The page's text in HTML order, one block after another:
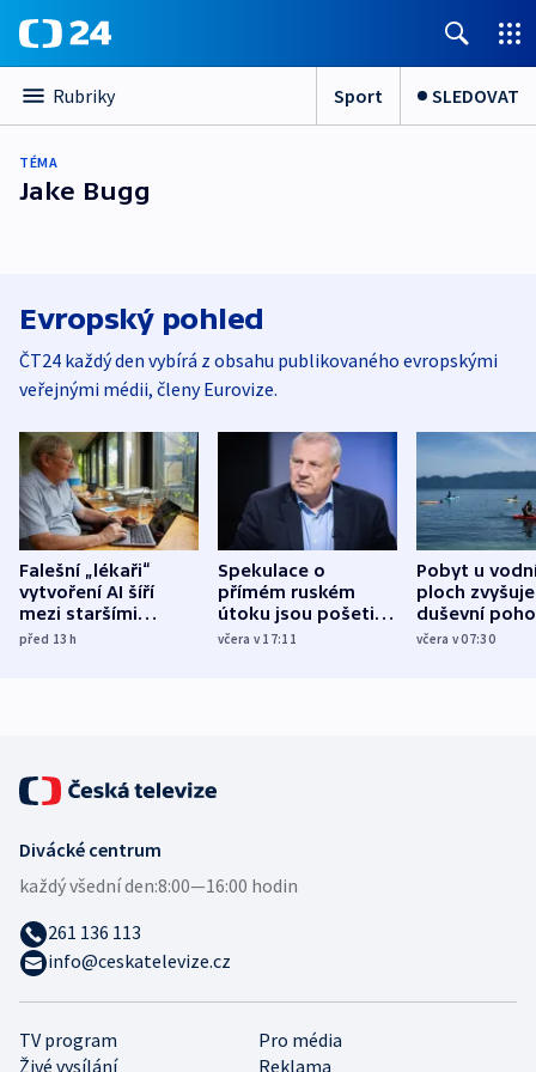
Rubriky Sport SLEDOVAT
TÉMA
Jake Bugg
Evropský pohled
ČT24 každý den vybírá z obsahu publikovaného evropskými
veřejnými médii, členy Eurovize.
Falešní „lékaři“
vytvoření AI šíří
mezi staršími
Poláky nebezpečné
před 13h
Spekulace o
přímém ruském
útoku jsou pošetilé,
míní estonský
včera v 17:11
Pobyt u
ploch zvyšuje
duševní
ukázala
včera v 07:30
TV program
Pro média
Živé vysílání
Reklama
Divácké centrum
každý všední den:8:00—16:00 hodin
261 136 113
info@ceskatelevize.cz